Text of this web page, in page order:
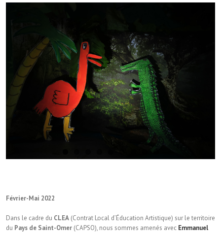
Février-Mai 2022
Dans le cadre du CLEA (Contrat Local d’Éducation Artistique) sur le territoire
du Pays de Saint-Omer (CAPSO), nous sommes amenés avec Emmanuel